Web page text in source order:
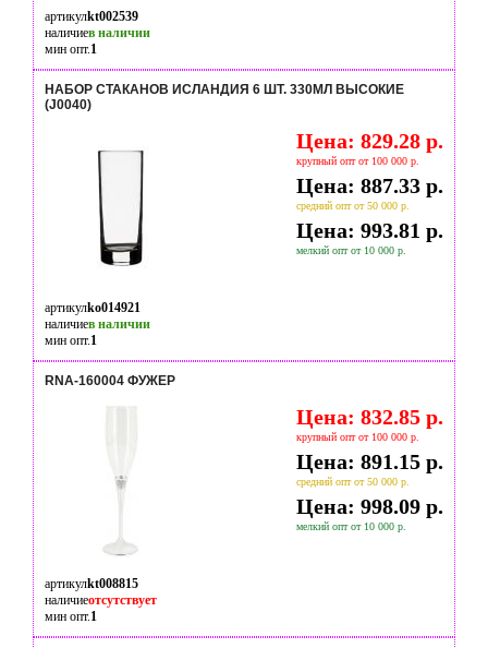
артикулkt002539
наличиев наличии
мин опт.1
НАБОР СТАКАНОВ ИСЛАНДИЯ 6 ШТ. 330МЛ ВЫСОКИЕ
(J0040)
Цена: 829.28 р.
крупный опт от 100 000 р.
Цена: 887.33 р.
средний опт от 50 000 р.
Цена: 993.81 р.
мелкий опт от 10 000 р.
артикулko014921
наличиев наличии
мин опт.1
RNA-160004 ФУЖЕР
Цена: 832.85 р.
крупный опт от 100 000 р.
Цена: 891.15 р.
средний опт от 50 000 р.
Цена: 998.09 р.
мелкий опт от 10 000 р.
артикулkt008815
наличиеотсутствует
мин опт.1